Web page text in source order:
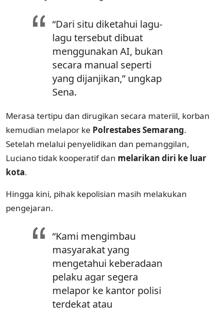
“Dari situ diketahui lagu-
lagu tersebut dibuat
menggunakan AI, bukan
secara manual seperti
yang dijanjikan,” ungkap
Sena.
Merasa tertipu dan dirugikan secara materiil, korban
kemudian melapor ke Polrestabes Semarang.
Setelah melalui penyelidikan dan pemanggilan,
Luciano tidak kooperatif dan melarikan diri ke luar
kota.
Hingga kini, pihak kepolisian masih melakukan
pengejaran.
“Kami mengimbau
masyarakat yang
mengetahui keberadaan
pelaku agar segera
melapor ke kantor polisi
terdekat atau